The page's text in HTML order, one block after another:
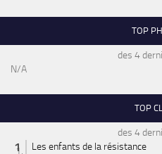
TOP
des 4
N/A
TOP
des 4
Les enfants de la résistance